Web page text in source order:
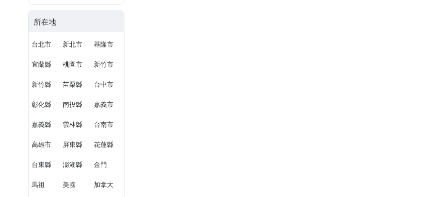
所在地
台北市 新北市 基隆市
宜蘭縣 桃園市 新竹市
新竹縣 苗栗縣 台中市
彰化縣 南投縣 嘉義市
嘉義縣 雲林縣 台南市
高雄市 屏東縣 花蓮縣
台東縣 澎湖縣 金門
馬祖 美國 加拿大